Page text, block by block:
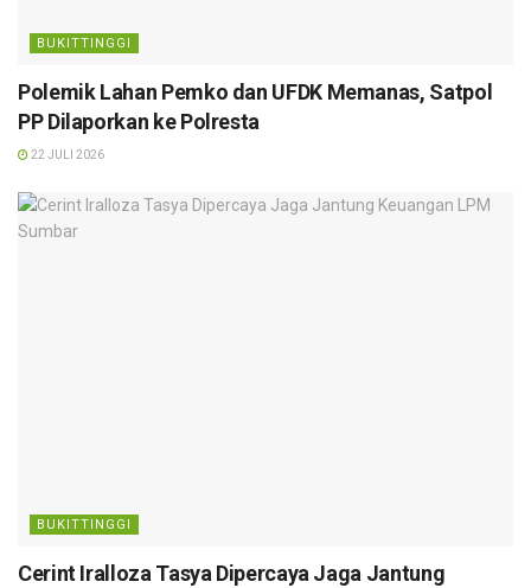
BUKITTINGGI
Polemik Lahan Pemko dan UFDK Memanas, Satpol
PP Dilaporkan ke Polresta
22 JULI 2026
BUKITTINGGI
Cerint Iralloza Tasya Dipercaya Jaga Jantung